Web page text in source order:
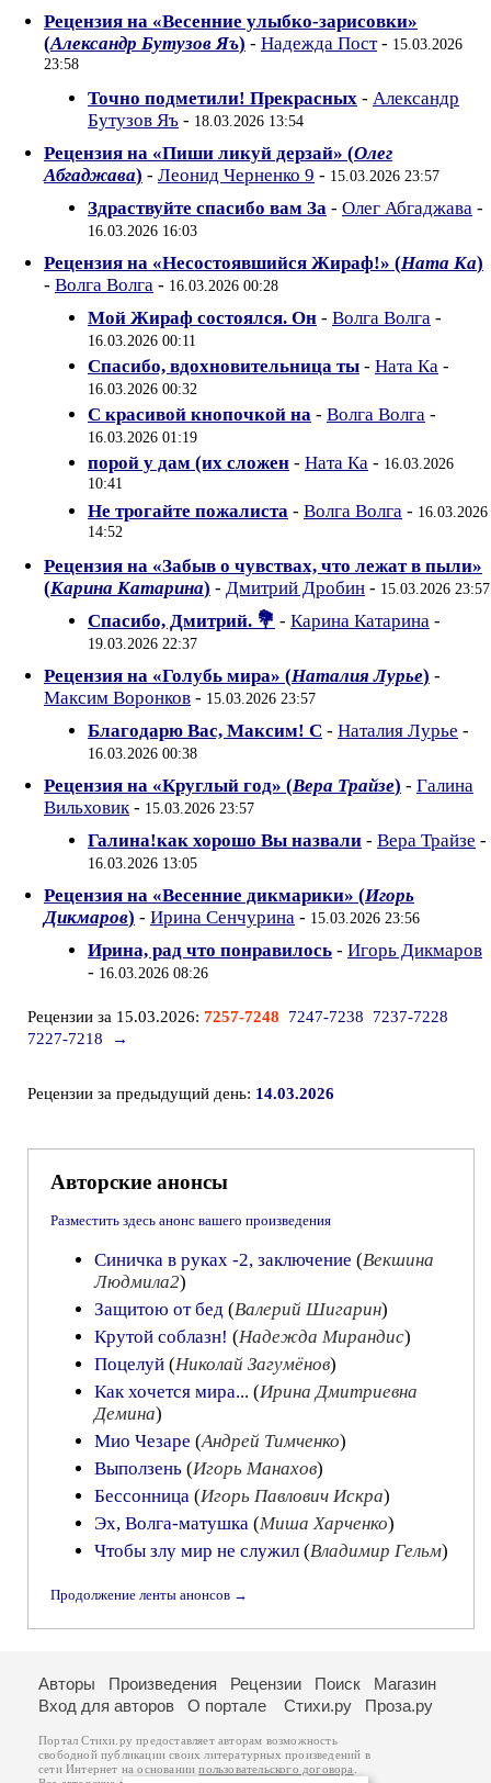
Рецензия на «Весенние улыбко-зарисовки»
(Александр Бутузов Яъ) - Надежда Пост- 15.03.2026
23:58
Точно подметили! Прекрасных - Александр
Бутузов Яъ - 18.03.2026 13:54
Рецензия на «Пиши ликуй дерзай» (Олег
Абгаджава) - Леонид Черненко 9 - 15.03.2026 23:57
Здраствуйте спасибо вам За - Олег Абгаджава -
16.03.2026 16:03
Рецензия на «Несостоявшийся Жираф!» (Ната Ка)
- Волга Волга - 16.03.2026 00:28
Мой Жираф состоялся. Он - Волга Волга -
16.03.2026 00:11
Спасибо, вдохновительница ты - Ната Ка -
16.03.2026 00:32
С красивой кнопочкой на - Волга Волга -
16.03.2026 01:19
порой у дам (их сложен - Ната Ка - 16.03.2026
10:41
Не трогайте пожалиста - Волга Волга - 16.03.2026
14:52
Рецензия на «Забыв о чувствах, что лежат в пыли»
(Карина Катарина) - Дмитрий Дробин - 15.03.2026 23:57
Спасибо, Дмитрий. 💐 - Карина Катарина -
19.03.2026 22:37
Рецензия на «Голубь мира» (Наталия Лурье) -
Максим Воронков - 15.03.2026 23:57
Благодарю Вас, Максим! С - Наталия Лурье -
16.03.2026 00:38
Рецензия на «Круглый год» (Вера Трайзе) - Галина
Вильховик- 15.03.2026 23:57
Галина!как хорошо Вы назвали - Вера Трайзе -
16.03.2026 13:05
Рецензия на «Весенние дикмарики» (Игорь
Дикмаров) - Ирина Сенчурина - 15.03.2026 23:56
Ирина, рад что понравилось - Игорь Дикмаров
- 16.03.2026 08:26
Рецензии за 15.03.2026: 7257-7248 7247-7238
7237-7228
7227-7218
→
Рецензии за предыдущий день: 14.03.2026
Авторские анонсы
Разместить здесь анонс вашего произведения
Синичка в руках -2, заключение (Векшина
Людмила2)
Защитою от бед (Валерий Шигарин)
Крутой соблазн! (Надежда Мирандис)
Поцелуй (Николай Загумёнов)
Как хочется мира... (Ирина Дмитриевна
Демина)
Мио Чезаре (Андрей Тимченко)
Выползень (Игорь Манахов)
Бессонница (Игорь Павлович Искра)
Эх, Волга-матушка (Миша Харченко)
Чтобы злу мир не служил (Владимир Гельм)
Продолжение ленты анонсов →
Авторы Произведения Рецензии Поиск
Магазин
Вход для авторов
О портале Стихи.ру Проза.ру
Портал Стихи.ру предоставляет авторам возможность
свободной публикации своих литературных произведений в
сети Интернет на основаниипользовательского договора